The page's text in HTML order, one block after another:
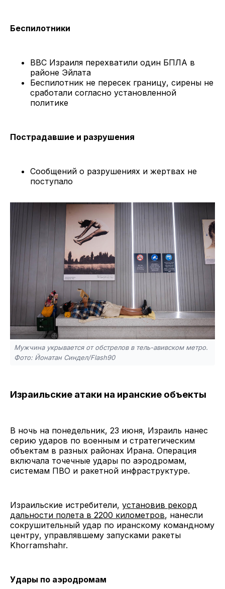
Беспилотники
ВВС Израиля перехватили один БПЛА в
районе Эйлата
Беспилотник не пересек границу, сирены не
сработали согласно установленной
политике
Пострадавшие и разрушения
Сообщений о разрушениях и жертвах не
поступало
Мужчина укрывается от обстрелов в тель-авивском метро.
Фото: Йонатан Синдел/Flash90
Израильские атаки на иранские объекты
В ночь на понедельник, 23 июня, Израиль нанес
серию ударов по военным и стратегическим
объектам в разных районах Ирана. Операция
включала точечные удары по аэродромам,
системам ПВО и ракетной инфраструктуре.
Израильские истребители, установив рекорд
дальности полета в 2200 километров, нанесли
сокрушительный удар по иранскому командному
центру, управлявшему запусками ракеты
Khorramshahr.
Удары по аэродромам